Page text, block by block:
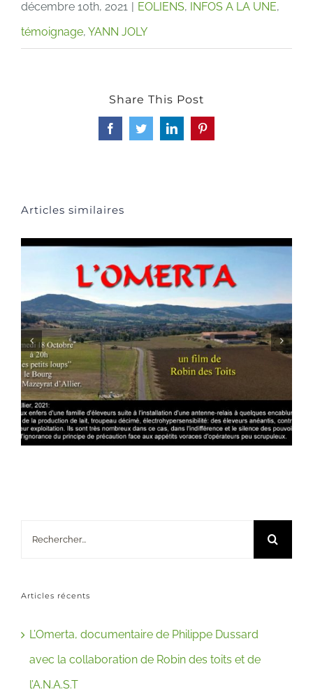
décembre 10th, 2021 | EOLIENS, INFOS A LA UNE,
témoignage, YANN JOLY
Share This Post
FacebookTwitterLinkedIn
Articles similaires
Articles récents
L’Omerta, documentaire de Philippe Dussard
avec la collaboration de Robin des toits et de
l’A.N.A.S.T